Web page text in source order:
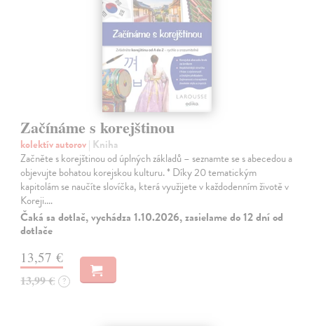
Začínáme s korejštinou
kolektív autorov| Kniha
Začněte s korejštinou od úplných základů – seznamte se s abecedou a
objevujte bohatou korejskou kulturu. * Díky 20 tematickým
kapitolám se naučíte slovíčka, která využijete v každodenním životě v
Koreji.…
Čaká sa dotlač, vychádza 1.10.2026, zasielame do 12 dní od
dotlače
13,57 €
13,99 € ?